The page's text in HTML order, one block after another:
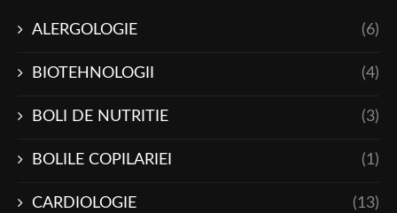
ALERGOLOGIE (6)
BIOTEHNOLOGII (4)
BOLI DE NUTRITIE (3)
BOLILE COPILARIEI (1)
CARDIOLOGIE (13)